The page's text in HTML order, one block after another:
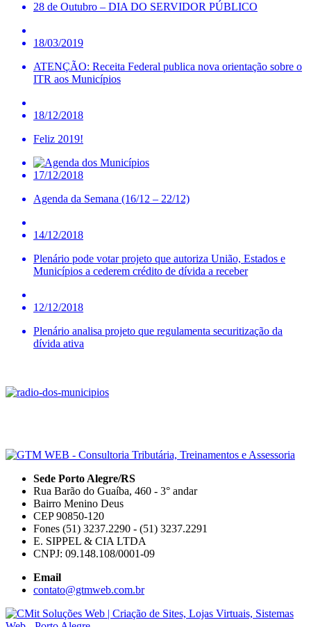
28 de Outubro – DIA DO SERVIDOR PÚBLICO
18/03/2019
ATENÇÃO: Receita Federal publica nova orientação sobre o
ITR aos Municípios
18/12/2018
Feliz 2019!
17/12/2018
Agenda da Semana (16/12 – 22/12)
14/12/2018
Plenário pode votar projeto que autoriza União, Estados e
Municípios a cederem crédito de dívida a receber
12/12/2018
Plenário analisa projeto que regulamenta securitização da
dívida ativa
Sede Porto Alegre/RS
Rua Barão do Guaíba, 460 - 3° andar
Bairro Menino Deus
CEP 90850-120
Fones (51) 3237.2290 - (51) 3237.2291
E. SIPPEL & CIA LTDA
CNPJ: 09.148.108/0001-09
Email
contato@gtmweb.com.br